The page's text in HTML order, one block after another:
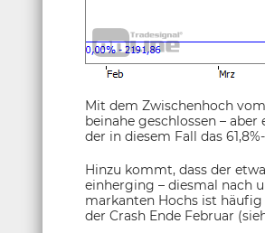
Mit dem Zwischenhoch
beinahe geschlossen –
der in diesem Fall das
Hinzu kommt, dass der
einherging – diesmal nach
markanten Hochs ist
der Crash Ende Februar